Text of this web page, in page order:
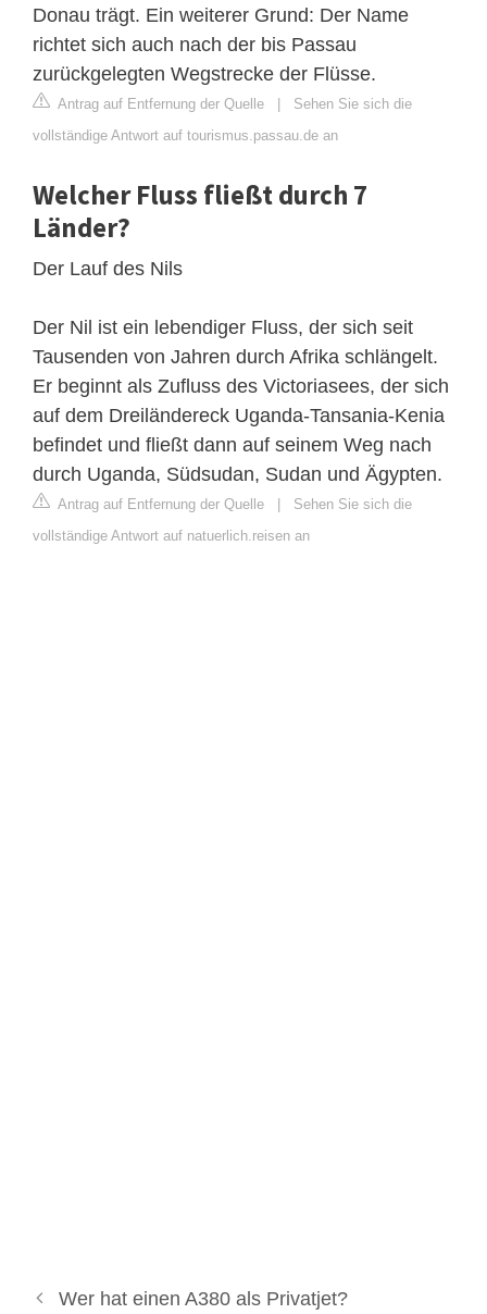
Donau trägt. Ein weiterer Grund: Der Name
richtet sich auch nach der bis Passau
zurückgelegten Wegstrecke der Flüsse.
Antrag auf Entfernung der Quelle | Sehen Sie sich die
vollständige Antwort auf tourismus.passau.de an
Welcher Fluss fließt durch 7
Länder?
Der Lauf des Nils
Der Nil ist ein lebendiger Fluss, der sich seit
Tausenden von Jahren durch Afrika schlängelt.
Er beginnt als Zufluss des Victoriasees, der sich
auf dem Dreiländereck Uganda-Tansania-Kenia
befindet und fließt dann auf seinem Weg nach
durch Uganda, Südsudan, Sudan und Ägypten.
Antrag auf Entfernung der Quelle | Sehen Sie sich die
vollständige Antwort auf natuerlich.reisen an
Wer hat einen A380 als Privatjet?